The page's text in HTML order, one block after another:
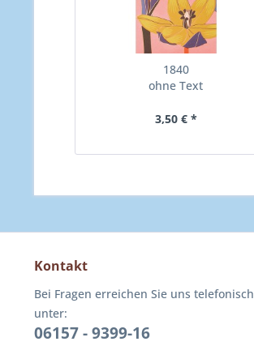
1840
ohne Text
3,50 € *
Kontakt
Bei Fragen erreichen Sie uns telefonisch
unter:
06157 - 9399-16